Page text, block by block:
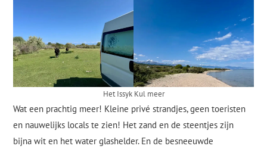
Het Issyk Kul meer
Wat een prachtig meer! Kleine privé strandjes, geen toeristen
en nauwelijks locals te zien! Het zand en de steentjes zijn
bijna wit en het water glashelder. En de besneeuwde